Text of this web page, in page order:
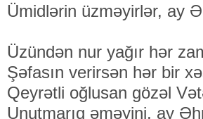
Ümidlərin üzməyirlər, ay
Üzündən nur yağır hər
Şəfasın verirsən hər bir
Qeyrətli oğlusan gözəl
Unutmarıq əməyini, ay